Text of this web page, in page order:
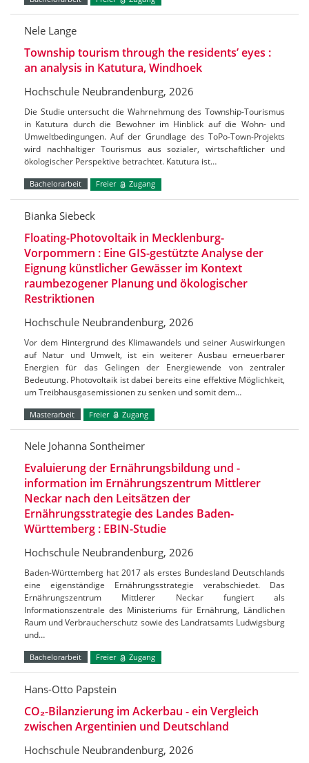
Nele Lange
Township tourism through the residents’ eyes :
an analysis in Katutura, Windhoek
Hochschule Neubrandenburg, 2026
Die Studie untersucht die Wahrnehmung des Township-Tourismus
in Katutura durch die Bewohner im Hinblick auf die Wohn- und
Umweltbedingungen. Auf der Grundlage des ToPo-Town-Projekts
wird nachhaltiger Tourismus aus sozialer, wirtschaftlicher und
ökologischer Perspektive betrachtet. Katutura ist…
Bachelorarbeit Freier Zugang
Bianka Siebeck
Floating-Photovoltaik in Mecklenburg-
Vorpommern : Eine GIS-gestützte Analyse der
Eignung künstlicher Gewässer im Kontext
raumbezogener Planung und ökologischer
Restriktionen
Hochschule Neubrandenburg, 2026
Vor dem Hintergrund des Klimawandels und seiner Auswirkungen
auf Natur und Umwelt, ist ein weiterer Ausbau erneuerbarer
Energien für das Gelingen der Energiewende von zentraler
Bedeutung. Photovoltaik ist dabei bereits eine effektive Möglichkeit,
um Treibhausgasemissionen zu senken und somit dem…
Masterarbeit Freier Zugang
Nele Johanna Sontheimer
Evaluierung der Ernährungsbildung und -
information im Ernährungszentrum Mittlerer
Neckar nach den Leitsätzen der
Ernährungsstrategie des Landes Baden-
Württemberg : EBIN-Studie
Hochschule Neubrandenburg, 2026
Baden-Württemberg hat 2017 als erstes Bundesland Deutschlands
eine eigenständige Ernährungsstrategie verabschiedet. Das
Ernährungszentrum Mittlerer Neckar fungiert als
Informationszentrale des Ministeriums für Ernährung, Ländlichen
Raum und Verbraucherschutz sowie des Landratsamts Ludwigsburg
und…
Bachelorarbeit Freier Zugang
Hans-Otto Papstein
CO₂-Bilanzierung im Ackerbau - ein Vergleich
zwischen Argentinien und Deutschland
Hochschule Neubrandenburg, 2026